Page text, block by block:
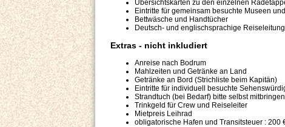
Übersichtskarten zu den einzelnen
Eintritte für gemeinsam besuchte Museen
Bettwäsche und Handtücher
Deutsch- und englischsprachige Reiseleitung
Extras - nicht inkludiert
Anreise nach Bodrum
Mahlzeiten und Getränke an Land
Getränke an Bord (Strichliste beim Kapitän)
Eintritte für individuell besuchte
Strandtuch (bei Bedarf) bitte selbst mitbringen
Trinkgeld für Crew und Reiseleiter
Mietpreis Leihrad
obligatorische Hafen und Transitsteuer : 200